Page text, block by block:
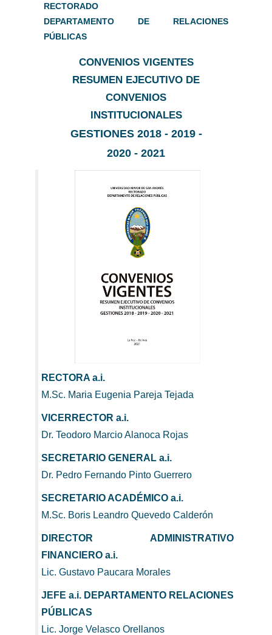
RECTORADO
DEPARTAMENTO DE RELACIONES
PÚBLICAS
CONVENIOS VIGENTES
RESUMEN EJECUTIVO DE
CONVENIOS
INSTITUCIONALES
GESTIONES 2018 - 2019 -
2020 - 2021
RECTORA a.i.
M.Sc. Maria Eugenia Pareja Tejada
VICERRECTOR a.i.
Dr. Teodoro Marcio Alanoca Rojas
SECRETARIO GENERAL a.i.
Dr. Pedro Fernando Pinto Guerrero
SECRETARIO ACADÉMICO a.i.
M.Sc. Boris Leandro Quevedo Calderón
DIRECTOR ADMINISTRATIVO
FINANCIERO a.i.
Lic. Gustavo Paucara Morales
JEFE a.i. DEPARTAMENTO RELACIONES
PÚBLICAS
Lic. Jorge Velasco Orellanos